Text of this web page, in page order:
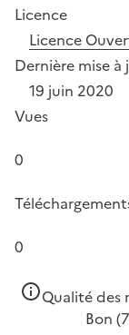
Licence
Licence
Dernière mise à
19 juin 2020
Vues
0
0
Qualité des
Bon